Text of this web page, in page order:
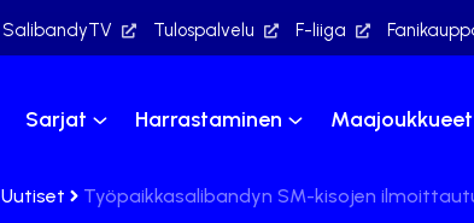
SalibandyTV Tulospalvelu F-liiga
Sarjat Harrastaminen Maajoukkueet
Uutiset Työpaikkasalibandyn SM-kisojen